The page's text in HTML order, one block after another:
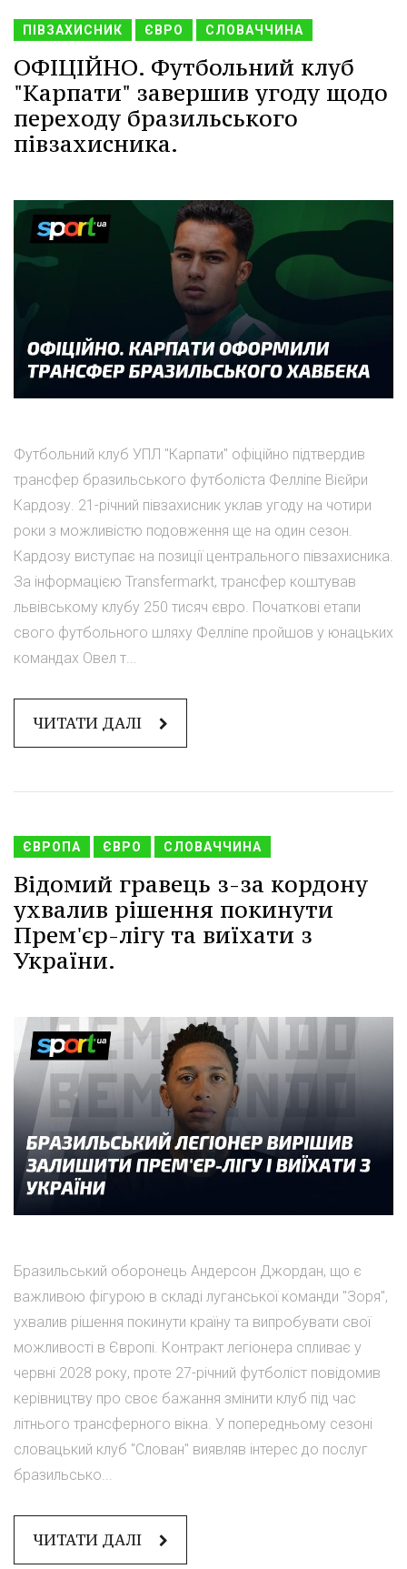
ПІВЗАХИСНИК ЄВРО СЛОВАЧЧИНА
ОФІЦІЙНО. Футбольний клуб
"Карпати" завершив угоду щодо
переходу бразильського
півзахисника.
Футбольний клуб УПЛ "Карпати" офіційно підтвердив
трансфер бразильського футболіста Фелліпе Вієйри
Кардозу. 21-річний півзахисник уклав угоду на чотири
роки з можливістю подовження ще на один сезон.
Кардозу виступає на позиції центрального півзахисника.
За інформацією Transfermarkt, трансфер коштував
львівському клубу 250 тисяч євро. Початкові етапи
свого футбольного шляху Фелліпе пройшов у юнацьких
командах Овел т...
ЧИТАТИ ДАЛІ
ЄВРОПА ЄВРО СЛОВАЧЧИНА
Відомий гравець з-за кордону
ухвалив рішення покинути
Прем'єр-лігу та виїхати з
України.
Бразильський оборонець Андерсон Джордан, що є
важливою фігурою в складі луганської команди "Зоря",
ухвалив рішення покинути країну та випробувати свої
можливості в Європі. Контракт легіонера спливає у
червні 2028 року, проте 27-річний футболіст повідомив
керівництву про своє бажання змінити клуб під час
літнього трансферного вікна. У попередньому сезоні
словацький клуб "Слован" виявляв інтерес до послуг
бразильсько...
ЧИТАТИ ДАЛІ